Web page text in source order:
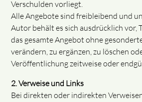
Verschulden vorliegt.
Alle Angebote sind freibleibend und
Autor behält es sich ausdrücklich vor,
das gesamte Angebot ohne
verändern, zu ergänzen, zu löschen
Veröffentlichung zeitweise oder
2. Verweise und Links
Bei direkten oder indirekten